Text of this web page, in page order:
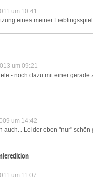
um 10:41
eines meiner
um 09:21
- noch dazu mit einer
um 14:42
auch... Leider eben "nur"
um 11:07